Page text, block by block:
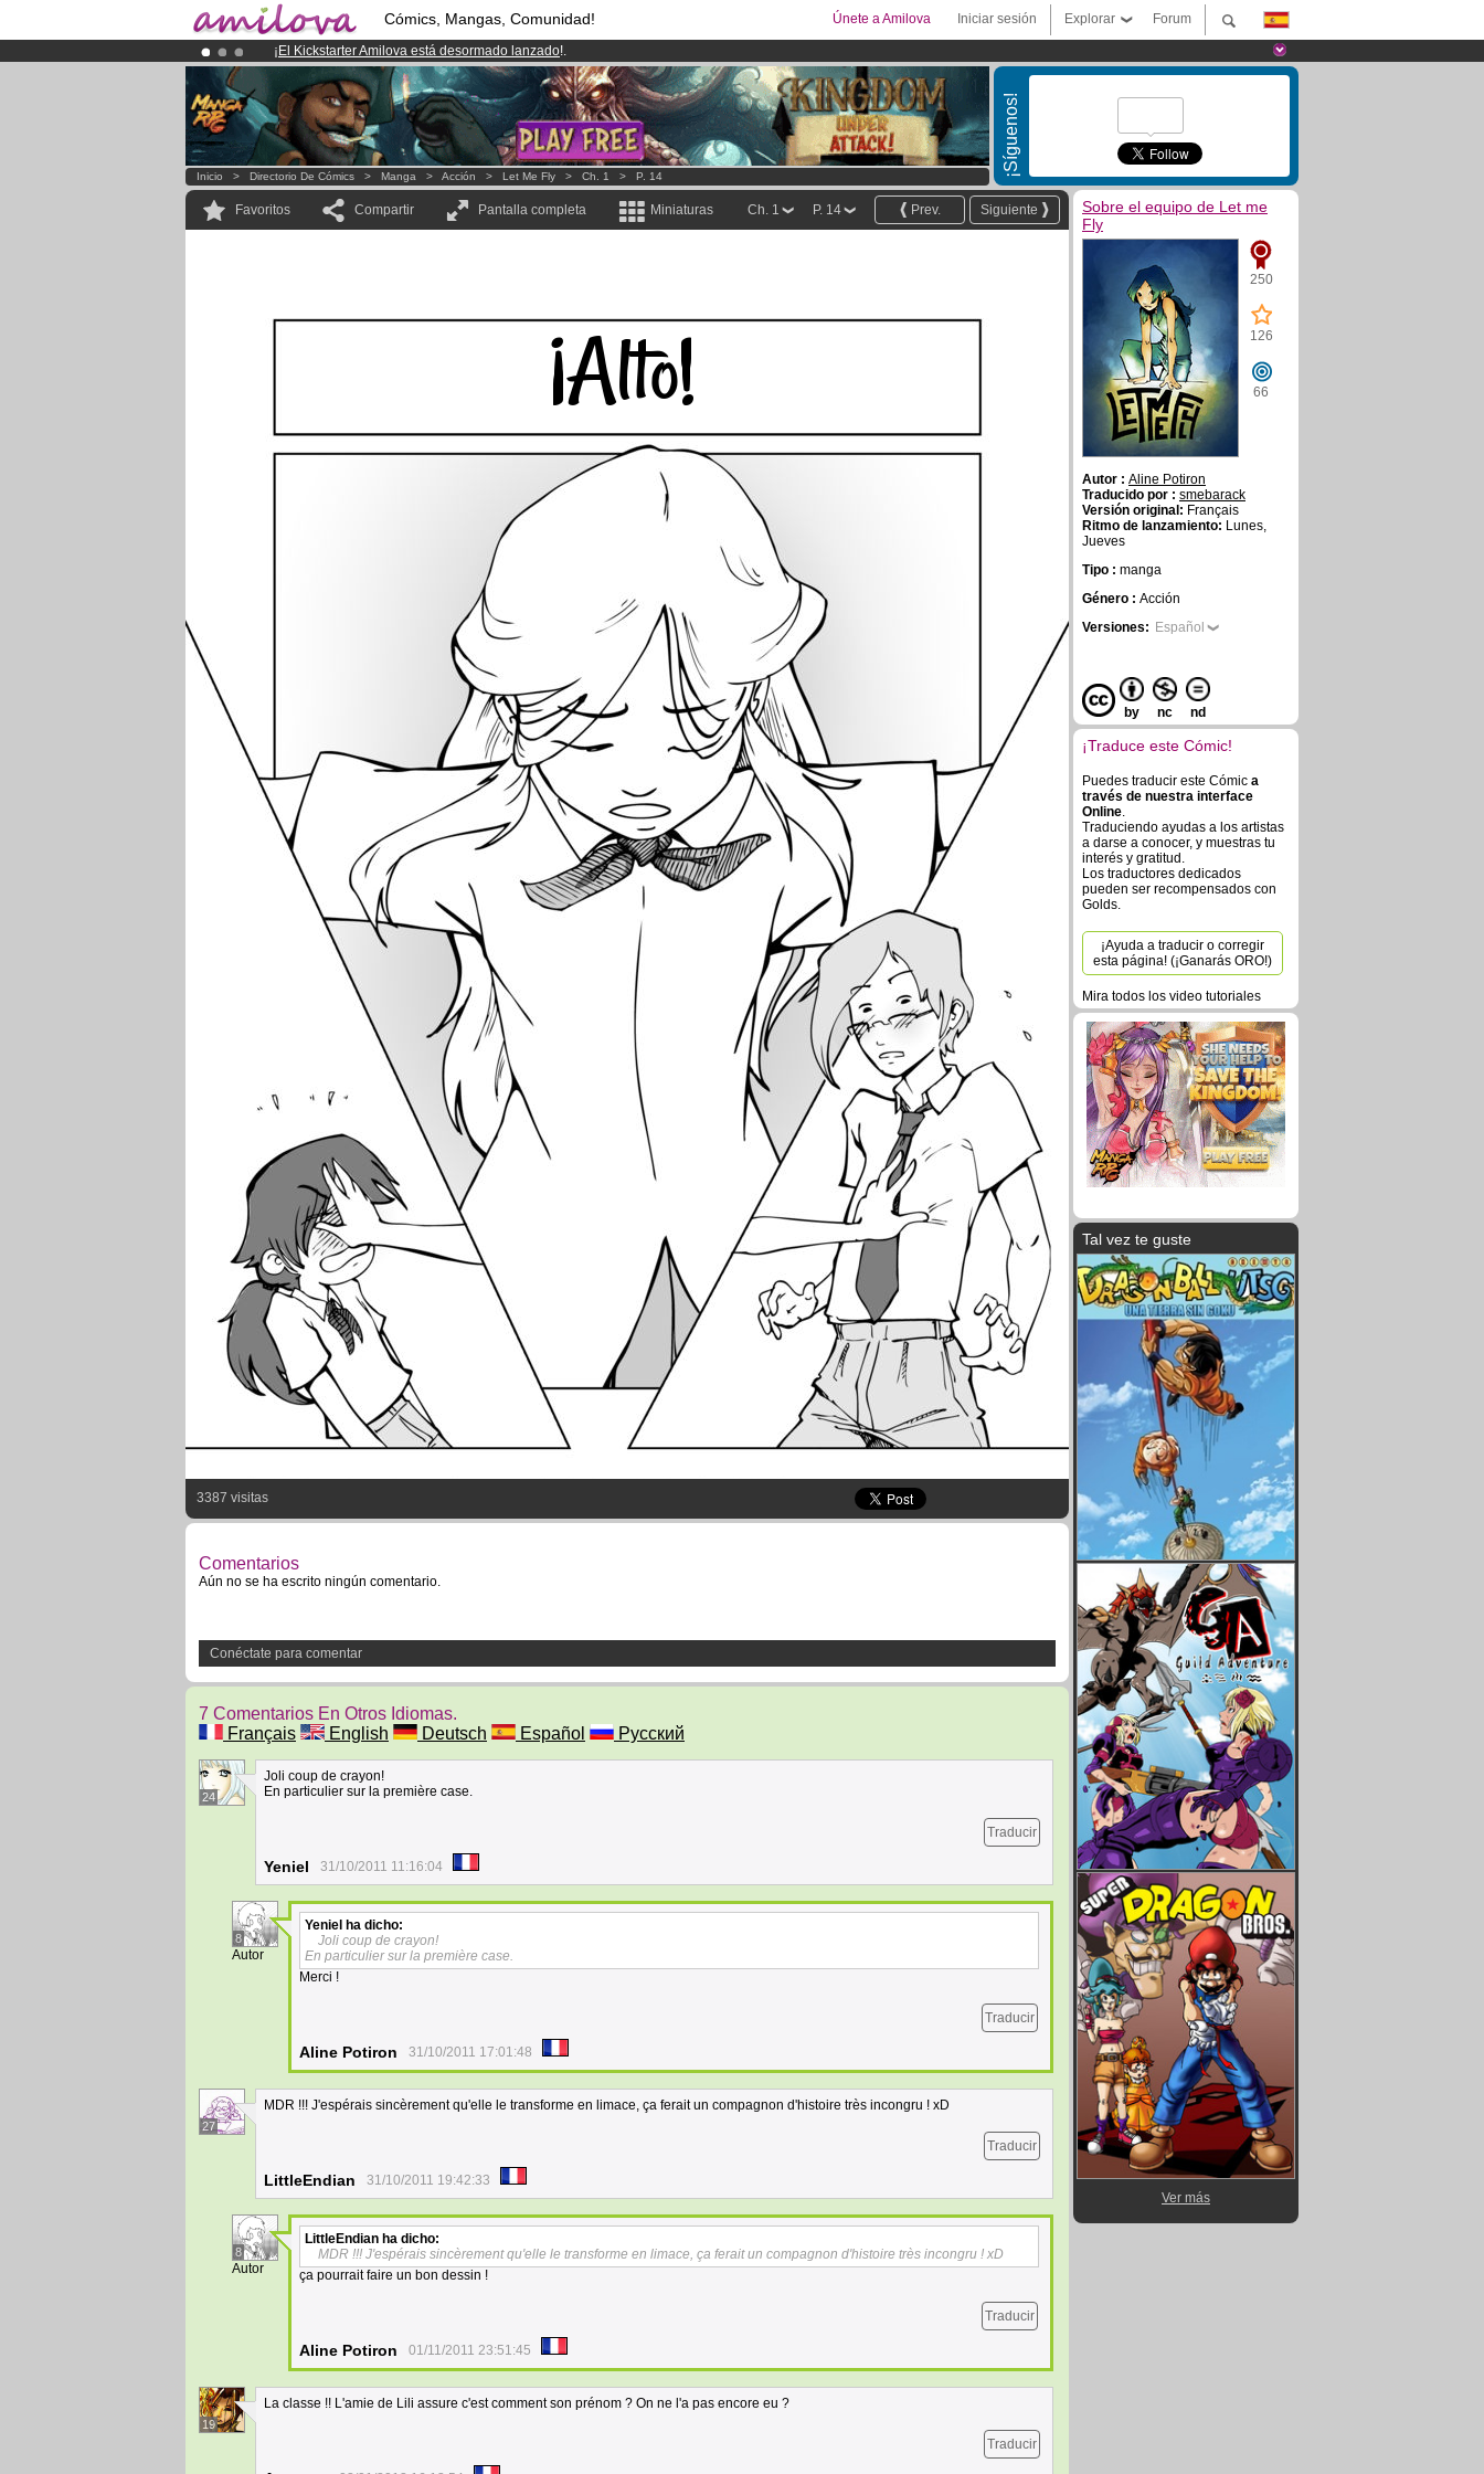
Cómics, Mangas, Comunidad! Forum
Explorar
Iniciar sesión
Únete a Amilova
¡ El Kickstarter Amilova está desormado lanzado!.
¡Ya tenemos 134393miembrosy 1208Cómics y Mangas!.
¡Conviertete en Premium por3.95 euros al mes!Hazte Premium ya
¡Síguenos!
Inicio > Directorio De Cómics > Manga > Acción > Let Me Fly > Ch. 1 > P. 14
Favoritos Compartir Pantalla completa Miniaturas Siguiente
Prev.
P. 14
Ch. 1
¡Alto!
3387 visitas
Comentarios
Aún no se ha escrito ningún comentario.
Conéctate para comentar
7 Comentarios En Otros Idiomas.
Français
English Deutsch Español Русский
24
Joli coup de crayon!
En particulier sur la première case.
Traducir
Yeniel 31/10/2011 11:16:04
8
Autor
Yeniel ha dicho:
Joli coup de crayon!
En particulier sur la première case.
Merci !
Traducir
Aline Potiron 31/10/2011 17:01:48
27
MDR !!! J'espérais sincèrement qu'elle le transforme en limace, ça ferait un compagnon d'histoire très incongru ! xD
Traducir
LittleEndian 31/10/2011 19:42:33
8
Autor
LittleEndian ha dicho:
MDR !!! J'espérais sincèrement qu'elle le transforme en limace, ça ferait un compagnon d'histoire très incongru ! xD
ça pourrait faire un bon dessin !
Traducir
Aline Potiron 01/11/2011 23:51:45
19
La classe !! L'amie de Lili assure c'est comment son prénom ? On ne l'a pas encore eu ?
Traducir
Sobre el equipo de Let me
Fly
250
126
66
Autor : Aline Potiron
Traducido por : smebarack
Versión original: Français
Ritmo de lanzamiento: Lunes,
Jueves
Tipo : manga
Género : Acción
Versiones: Español
by nc nd
¡Traduce este Cómic!
Puedes traducir este Cómic a
través de nuestra interface
Online.
Traduciendo ayudas a los artistas
a darse a conocer, y muestras tu
interés y gratitud.
Los traductores dedicados
pueden ser recompensados con
Golds.
¡Ayuda a traducir o corregir
esta página! (¡Ganarás ORO!)
Mira todos los video tutoriales
Tal vez te guste
Ver más